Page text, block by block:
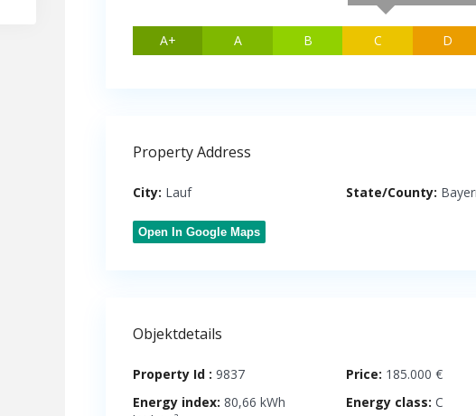
A+ A B C D
Property Address
City: Lauf State/County:
Open In Google Maps
Objektdetails
Property Id : 9837 Price: 185.000 €
Energy index: 80,66 kWh
Energy class: C